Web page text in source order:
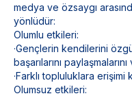
medya ve özsaygı
yönlüdür:
Olumlu etkileri:
·Gençlerin kendilerini
başarılarını
·Farklı topluluklara erişimi
Olumsuz etkileri: